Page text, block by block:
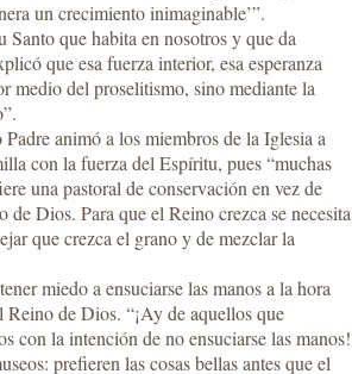
un crecimiento inimaginable’”.
Santo que habita en nosotros y que da
que esa fuerza interior, esa esperanza
medio del proselitismo, sino mediante la
animó a los miembros de la Iglesia a
con la fuerza del Espíritu, pues “muchas
una pastoral de conservación en vez de
de Dios. Para que el Reino crezca se necesita
que crezca el grano y de mezclar la
miedo a ensuciarse las manos a la hora
Reino de Dios. “¡Ay de aquellos que
con la intención de no ensuciarse las manos!
prefieren las cosas bellas antes que el